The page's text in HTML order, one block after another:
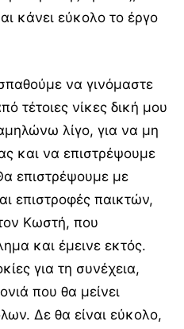
κάνει εύκολο το έργο
να γινόμαστε
τέτοιες νίκες δική μου
λίγο, για να μη
και να επιστρέψουμε
επιστρέψουμε με
επιστροφές παικτών,
Κωστή, που
και έμεινε εκτός.
για τη συνέχεια,
που θα μείνει
Δε θα είναι εύκολο,